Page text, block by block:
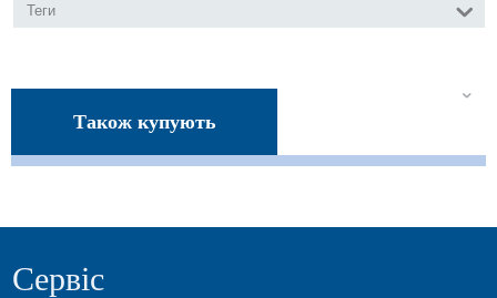
Теги
Також купують
Сервіс